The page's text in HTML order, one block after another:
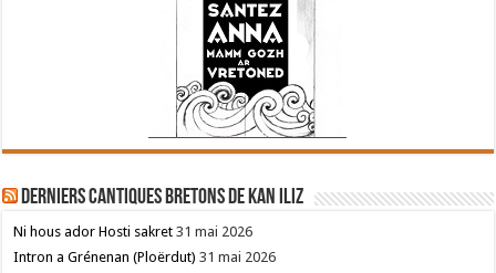
Derniers cantiques bretons de Kan Iliz
Ni hous ador Hosti sakret 31 mai 2026
Intron a Grénenan (Ploërdut) 31 mai 2026